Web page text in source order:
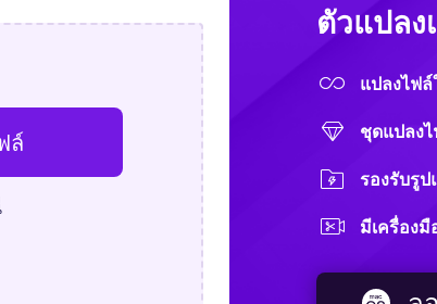
ล์
ตัวแปล
แปลงไฟ
ชุดแปลงไ
รองรับรู
มีเครื่อง